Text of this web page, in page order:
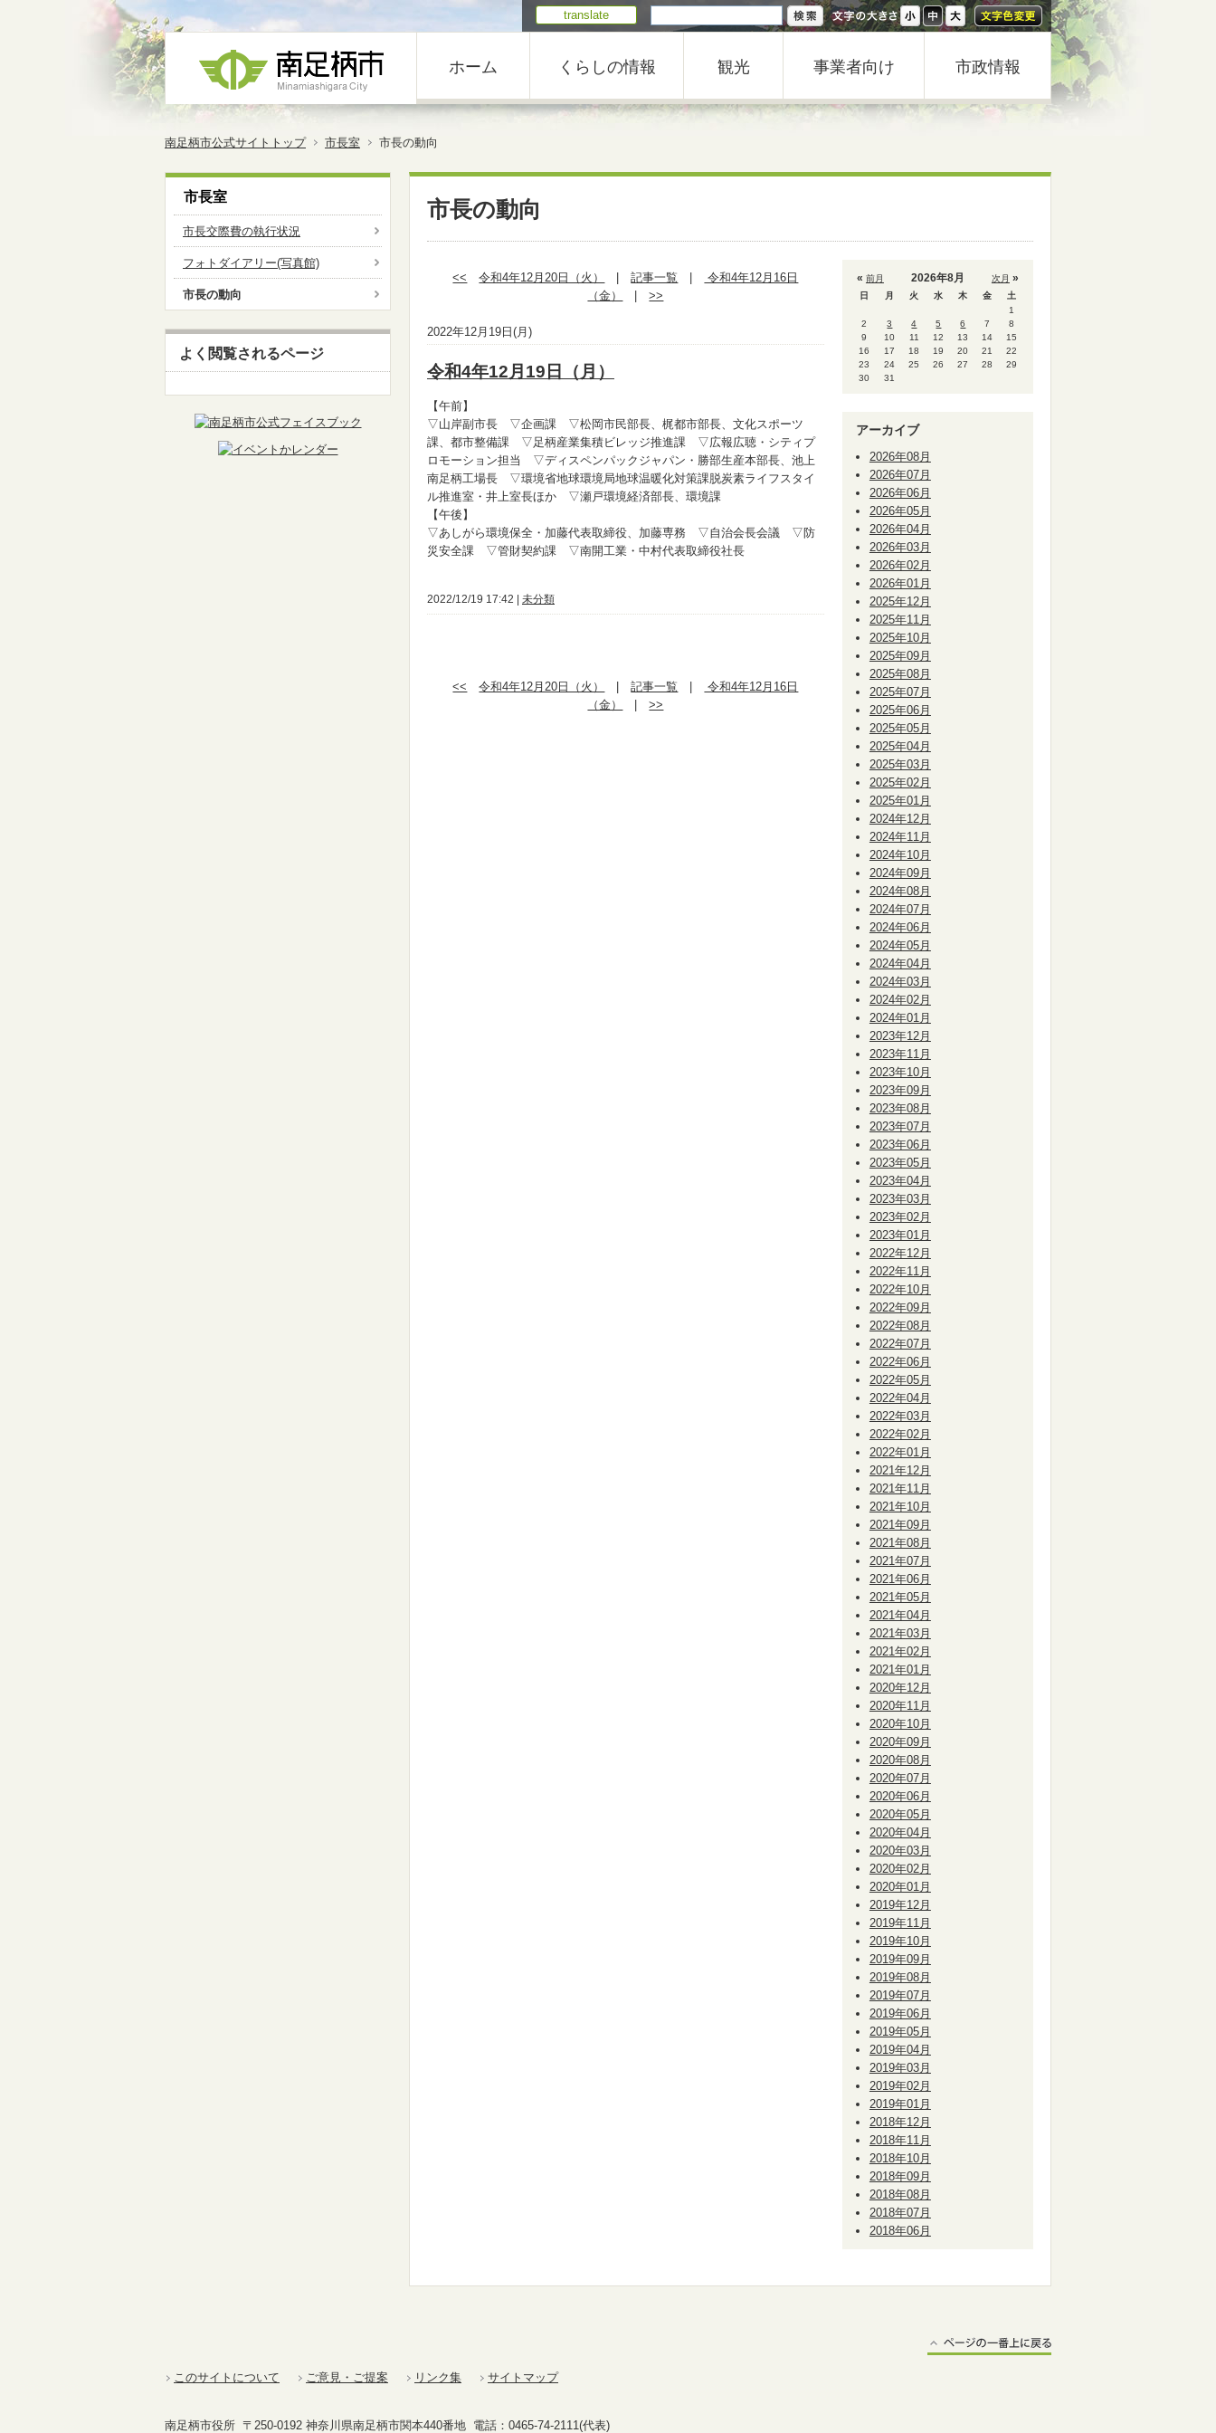
translate
ホーム くらしの情報 観光 事業者向け 市政情報
南足柄市公式サイトトップ 市長室 市長の動向
市長の動向
<< 令和4年12月20日（火） |記事一覧
令和4年12月16日
（金）
|>>
2022年12月19日(月)
令和4年12月19日（月）
【午前】
▽山岸副市長 ▽企画課 ▽松岡市民部長、梶都市部長、文化スポーツ
課、都市整備課 ▽足柄産業集積ビレッジ推進課 ▽広報広聴・シティプ
ロモーション担当 ▽ディスペンパックジャパン・勝部生産本部長、池上
南足柄工場長 ▽環境省地球環境局地球温暖化対策課脱炭素ライフスタイ
ル推進室・井上室長ほか ▽瀬戸環境経済部長、環境課
【午後】
▽あしがら環境保全・加藤代表取締役、加藤専務 ▽自治会長会議 ▽防
災安全課 ▽管財契約課 ▽南開工業・中村代表取締役社長
2022/12/19 17:42 | 未分類
<< 令和4年12月20日（火） |記事一覧
令和4年12月16日
（金）
|>>
« 前月 次月 »
2026年8月
日 月 火 水 木 金
土
1
2
3 4 5 6 7
8
9
10 11 12 13 14
15
16
17 18 19 20 21
22
23
24 25 26 27 28
29
30
31
アーカイブ
2026年08月
2026年07月
2026年06月
2026年05月
2026年04月
2026年03月
2026年02月
2026年01月
2025年12月
2025年11月
2025年10月
2025年09月
2025年08月
2025年07月
2025年06月
2025年05月
2025年04月
2025年03月
2025年02月
2025年01月
2024年12月
2024年11月
2024年10月
2024年09月
2024年08月
2024年07月
2024年06月
2024年05月
2024年04月
2024年03月
2024年02月
2024年01月
2023年12月
2023年11月
2023年10月
2023年09月
2023年08月
2023年07月
2023年06月
2023年05月
2023年04月
2023年03月
2023年02月
2023年01月
2022年12月
2022年11月
2022年10月
2022年09月
2022年08月
2022年07月
2022年06月
2022年05月
2022年04月
2022年03月
2022年02月
2022年01月
2021年12月
2021年11月
2021年10月
2021年09月
2021年08月
2021年07月
2021年06月
2021年05月
2021年04月
2021年03月
2021年02月
2021年01月
2020年12月
2020年11月
2020年10月
2020年09月
2020年08月
2020年07月
2020年06月
2020年05月
2020年04月
2020年03月
2020年02月
2020年01月
2019年12月
2019年11月
2019年10月
2019年09月
2019年08月
2019年07月
2019年06月
2019年05月
2019年04月
2019年03月
2019年02月
2019年01月
2018年12月
2018年11月
2018年10月
2018年09月
2018年08月
2018年07月
2018年06月
市長室
市長交際費の執行状況
フォトダイアリー(写真館)
市長の動向
よく閲覧されるページ
このサイトについて ご意見・ご提案 リンク集 サイトマップ
南足柄市役所 〒250-0192 神奈川県南足柄市関本440番地 電話：0465-74-2111(代表)